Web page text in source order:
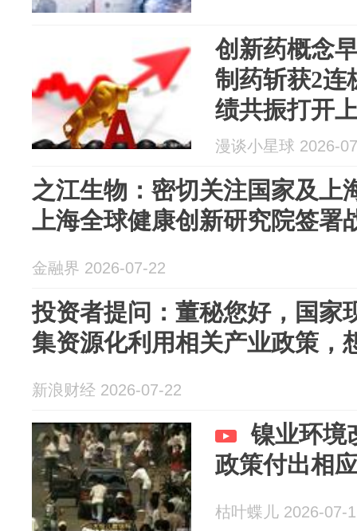
创新药概念
制药斩获2连
绩共振打开
漫谈小星球 2026-
之江生物：密切关注国家及上
上海全球健康创新研究院签署
金融界 2026-07-22
投资者提问：董秘您好，国家
集资源化利用相关产业政策，
新浪财经 2026-07-22
镍业环境
政策付出相
枯叶蝶儿 2026-07-